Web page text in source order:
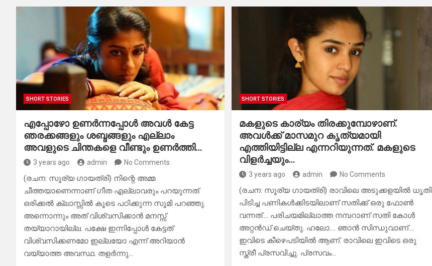
SHORT STORIES
എപ്പോഴോ ഉണർന്നപ്പോൾ അവൾ കേട്ട
ഞരക്കങ്ങളും ശബ്ദങ്ങളും എല്ലാം
അവളുടെ ചിന്തകളെ വീണ്ടും ഉണർത്തി…
3 years ago admin No Comments
(രചന: സൂര്യ ഗായത്രി) നിന്റെ അമ്മ
ചീത്തയാണെന്നാണ് ഗീത എല്ലാവരും പറയുന്നത്.
ഒരിക്കൽ ക്ലാസ്സിൽ കൂടെ പഠിക്കുന്ന സൂമി പറഞ്ഞു.
അന്നൊന്നും അത് വിശ്വസിക്കാൻ മനസ്സ്
തയ്യാറായില്ല. പക്ഷേ ഇന്നിപ്പോൾ കേട്ടത്
വിശ്വസിക്കണമോ ഇല്ലയോ എന്ന് അറിയാൻ
വയ്യാത്ത അവസ്ഥ. തളർന്നു…
SHORT STORIES
മകളുടെ കാര്യം തിരക്കുമ്പോഴാണ്.
അവൾക്ക് മാസമുറ കൃത്യമായി
എത്തിയിട്ടില്ല എന്നറിയുന്നത്. മകളുടെ
വിളർച്ചയും…
3 years ago admin No Comments
(രചന: സൂര്യ ഗായത്രി) രാവിലെ അടുക്കളയിൽ ധൃതി
പിടിച്ച പണികൾക്കിടയിലാണ് സതിക്ക് ഒരു ഫോൺ
വന്നത്…. പരിചയമില്ലാത്ത നമ്പറാണ് സതി കോൾ
അറ്റൻഡ് ചെയ്തു. ഹലോ…. ഞാൻ സിന്ധുവാണ്….
ഇവിടെ കീഴെപടിയിൽ ആണ്. രാവിലെ ഇവിടെ ഒരു
സ്ത്രീ പ്രസവിച്ചു. പ്രസവം…